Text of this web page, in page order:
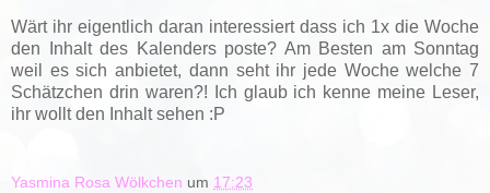
Wärt ihr eigentlich daran interessiert dass ich 1x die Woche
den Inhalt des Kalenders poste? Am Besten am Sonntag
weil es sich anbietet, dann seht ihr jede Woche welche 7
Schätzchen drin waren?! Ich glaub ich kenne meine Leser,
ihr wollt den Inhalt sehen :P
Yasmina Rosa Wölkchen um 17:23